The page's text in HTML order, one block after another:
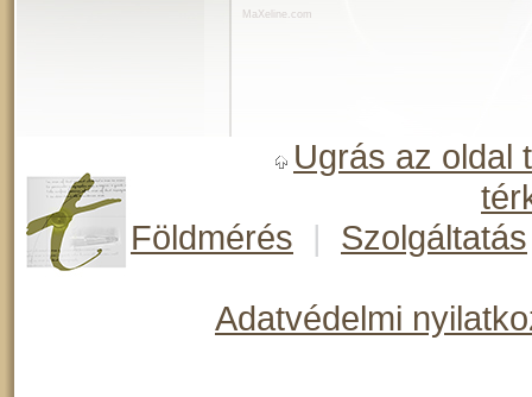
MaXeline.com
Ugrás az oldal
Földmérés
| Szolgáltatás
Adatvédelmi